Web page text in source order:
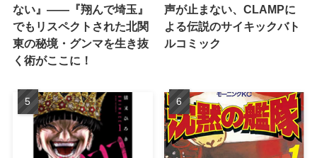
ない』――『翔んで埼玉』
でもリスペクトされた北関
東の秘境・グンマを生き抜
く術がここに！
声が止まない、CLAMPに
よる伝説のサイキックバト
ルコミック